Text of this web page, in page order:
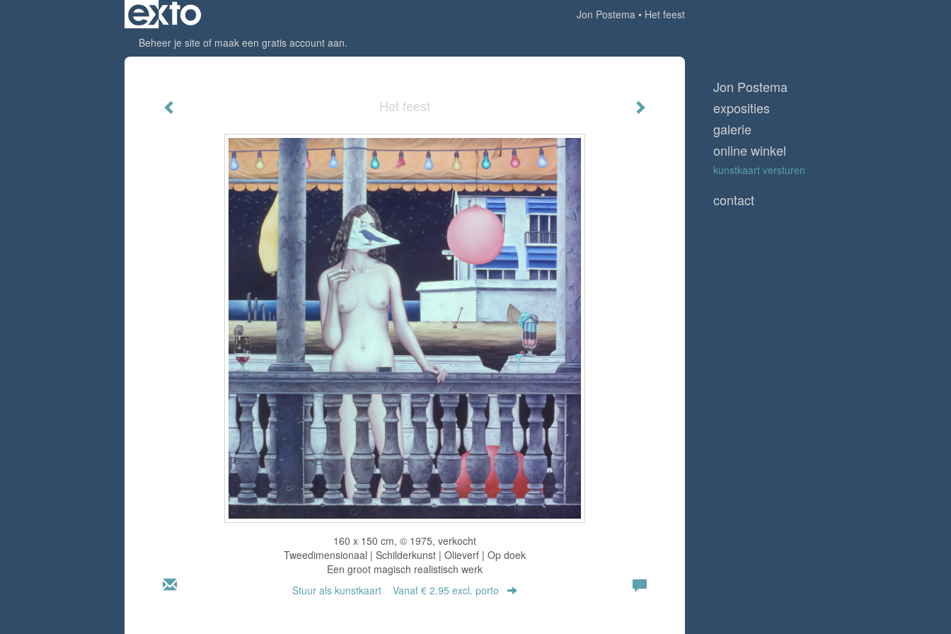
Jon Postema
Het feest
Beheer je site of maak een gratis account aan.
Het feest
160 x 150 cm, © 1975, verkocht
Tweedimensionaal | Schilderkunst | Olieverf | Op doek
Een groot magisch realistisch werk
Stuur als kunstkaart Vanaf € 2,95 excl. porto
Jon Postema
exposities
galerie
online winkel
kunstkaart versturen
contact